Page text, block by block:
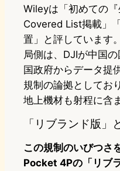
Wileyは「初めての
Covered List掲載」
置」と評しています
局側は、DJIが中国
国政府からデータ提
規制の論拠としてお
地上機材も射程に含
「リブランド版」
この規制のいびつさ
Pocket 4Pの「リブ